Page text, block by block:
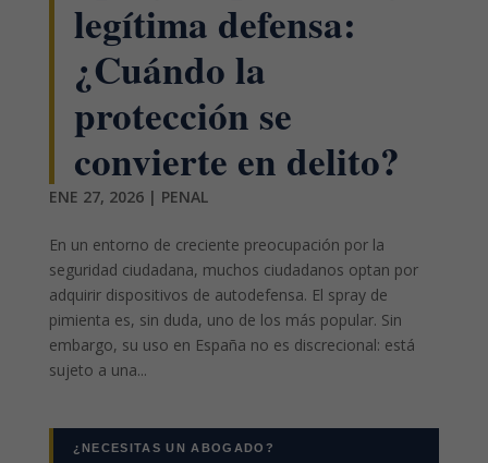
legítima defensa:
¿Cuándo la
protección se
convierte en delito?
ENE 27, 2026| PENAL
En un entorno de creciente preocupación por la
seguridad ciudadana, muchos ciudadanos optan por
adquirir dispositivos de autodefensa. El spray de
pimienta es, sin duda, uno de los más popular. Sin
embargo, su uso en España no es discrecional: está
sujeto a una...
¿NECESITAS UN ABOGADO?